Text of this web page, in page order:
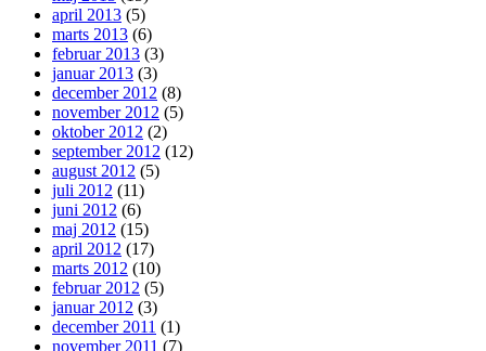
april 2013 (5)
marts 2013 (6)
februar 2013 (3)
januar 2013 (3)
december 2012 (8)
november 2012 (5)
oktober 2012 (2)
september 2012 (12)
august 2012 (5)
juli 2012 (11)
juni 2012 (6)
maj 2012 (15)
april 2012 (17)
marts 2012 (10)
februar 2012 (5)
januar 2012 (3)
december 2011 (1)
november 2011 (7)